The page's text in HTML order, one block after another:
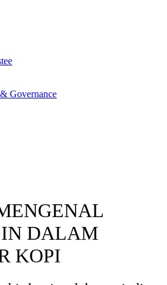
Governance
DALAM
KOPI